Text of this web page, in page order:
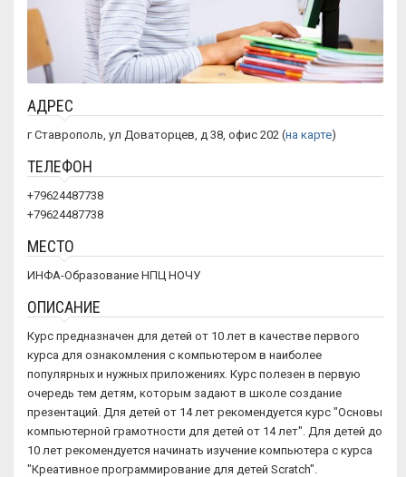
АДРЕС
г Ставрополь, ул Доваторцев, д 38, офис 202 (на карте)
ТЕЛЕФОН
+79624487738
+79624487738
МЕСТО
ИНФА-Образование НПЦ НОЧУ
ОПИСАНИЕ
Курс предназначен для детей от 10 лет в качестве первого
курса для ознакомления с компьютером в наиболее
популярных и нужных приложениях. Курс полезен в первую
очередь тем детям, которым задают в школе создание
презентаций. Для детей от 14 лет рекомендуется курс "Основы
компьютерной грамотности для детей от 14 лет". Для детей до
10 лет рекомендуется начинать изучение компьютера с курса
"Креативное программирование для детей Scratch".